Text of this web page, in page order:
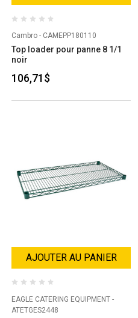
Cambro - CAMEPP180110
Top loader pour panne 8 1/1
noir
106,71$
AJOUTER AU PANIER
EAGLE CATERING EQUIPMENT -
ATETGES2448